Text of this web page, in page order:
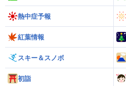
熱中症予報
紅葉情報
スキー＆スノボ
初詣